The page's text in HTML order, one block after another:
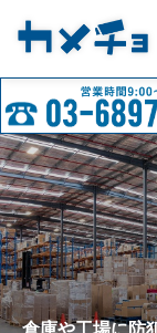
倉庫や工場に防